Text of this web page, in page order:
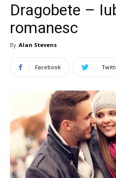
Dragobete –
romanesc
By Alan Stevens
Facebook